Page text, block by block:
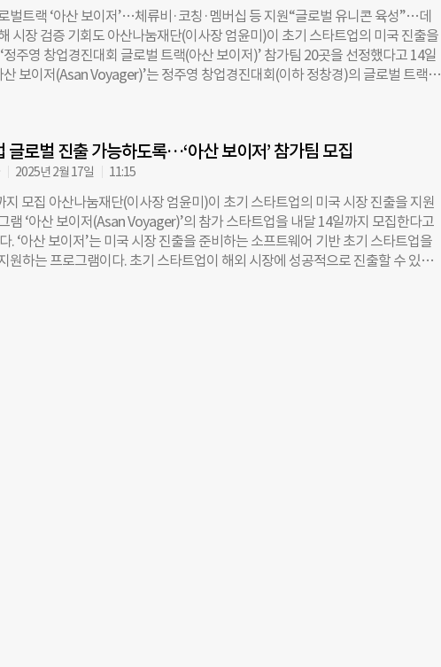
이 가능하다. 다만 미국 외 지역에서 사업을 전개하는 팀은 대상에서 제외된다. 선
GTM 코칭, 전문가 세미나, 네트워킹 프로그램 등이 포함된 실리콘밸리 현지 체
제공된다. 참가팀은 5월 중 약 2주간 미국 샌프란시스코에 위치한 아산나눔재단
뮤니티 허브 ‘마루 SF’에 머물며 고객 미팅, 시장 검증, 네트워크 구축 등을 직접
다. 현지 창업 및 스케일업 경험을 보유한 리더들과의 1:1 코칭을 통해 미국 시장
별도 심사를 통과한 4개 팀에는 하반기 정주영 창업경진대회 진출 기회가 주어
최우수상·우수상 등 수상팀에는
벌트랙 ‘아산 보이저’…체류비·코칭·멤버십 등 지원“글로벌 유니콘 육성”…데
시장 검증 기회도 아산나눔재단(이사장 엄윤미)이 초기 스타트업의 미국 진출을
정주영 창업경진대회 글로벌 트랙(아산 보이저)’ 참가팀 20곳을 선정했다고 14일
산 보이저(Asan Voyager)’는 정주영 창업경진대회(이하 정창경)의 글로벌 트랙으
이슬립 ▲에이아이포기빙 ▲엔엑스엔랩스 ▲이노바이드 ▲인핸스 ▲잼잼테라
드몬스터 ▲컷백 ▲크리밋 ▲팩타고라 ▲펄스애드 ▲플립션 ▲픽스업 등 총 20
들은 헬스케어, 보안, 콘텐츠, 슬립테크 등 다양한 산업군에서 기술력과 글로벌향
델을 갖춘 기업들이다. 재단은 이들에게 최대 2000만 원의 현지 체류비와 최대
해외 진출 지원금을 제공한다. 아산나눔재단 실리콘밸리 거점 ‘마루SF’의 멤버십
업무공간, 회의실 등 마루360의 공간 혜택도 함께 지원된다. 또한 미국 시장 진출
량 강화를 위한 코칭 프로그램과 현지 창업 전문가 세미나, 팀 간 네트워크 형성
글로벌 진출 가능하도록…‘아산 보이저’ 참가팀 모집
2025년 2월 17일 11:15
지 모집 아산나눔재단(이사장 엄윤미)이 초기 스타트업의 미국 시장 진출을 지원
램 ‘아산 보이저(Asan Voyager)’의 참가 스타트업을 내달 14일까지 모집한다고
. ‘아산 보이저’는 미국 시장 진출을 준비하는 소프트웨어 기반 초기 스타트업을
원하는 프로그램이다. 초기 스타트업이 해외 시장에 성공적으로 진출할 수 있도